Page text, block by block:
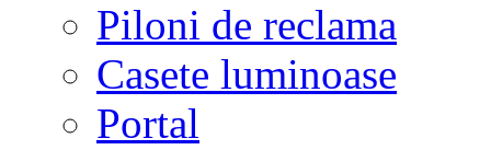
Piloni de reclama
Casete luminoase
Portal